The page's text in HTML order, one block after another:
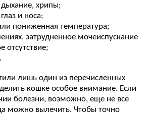
дыхание, хрипы;
и носа;
пониженная температура;
затрудненное мочеиспускание
отсутствие;
лишь один из перечисленных
кошке особое внимание. Если
болезни, возможно, еще не все
можно вылечить. Чтобы точно